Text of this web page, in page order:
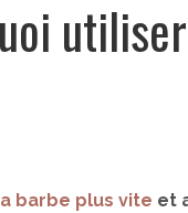
barbe plus vite et